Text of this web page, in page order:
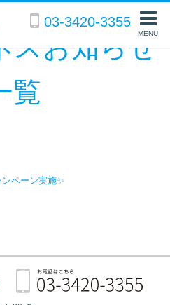
03-3420-3355
MENU
スお知らせ
覧
ペーン実施✨